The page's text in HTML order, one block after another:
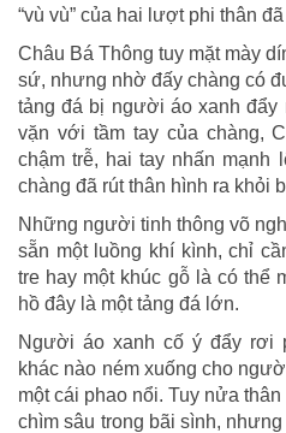
“vù vù” của hai lượt phi thân
Châu Bá Thông tuy mặt mày
sứ, nhưng nhờ đấy chàng có
tảng đá bị người áo xanh
vặn với tầm tay của chàng,
chậm trễ, hai tay nhấn mạnh
chàng đã rút thân hình ra khỏi
Những người tinh thông võ
sẵn một luồng khí kình, chỉ
tre hay một khúc gỗ là có thể
hồ đây là một tảng đá lớn.
Người áo xanh cố ý đẩy rơi
khác nào ném xuống cho
một cái phao nổi. Tuy nửa
chìm sâu trong bãi sình,